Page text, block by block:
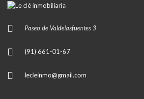
Paseo de Valdelasfuentes 3
(91) 661-01-67
lecleinmo@gmail.com